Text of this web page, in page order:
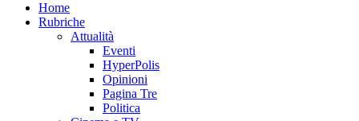
Home
Rubriche
Attualità
Eventi
HyperPolis
Opinioni
Pagina Tre
Politica